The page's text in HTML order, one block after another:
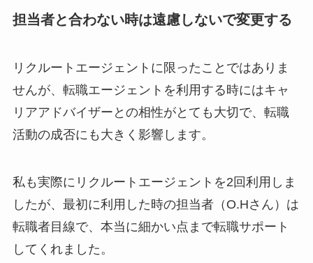
担当者と合わない時は遠慮しないで変更する
リクルートエージェントに限ったことではありま
せんが、転職エージェントを利用する時にはキャ
リアアドバイザーとの相性がとても大切で、 転職
活動の成否にも大きく影響します。
私も実際にリクルートエージェントを2回利用しま
したが、最初に利用した時の担当者（O.Hさん）は
転職者目線で、本当に細かい点まで転職サポート
してくれました。